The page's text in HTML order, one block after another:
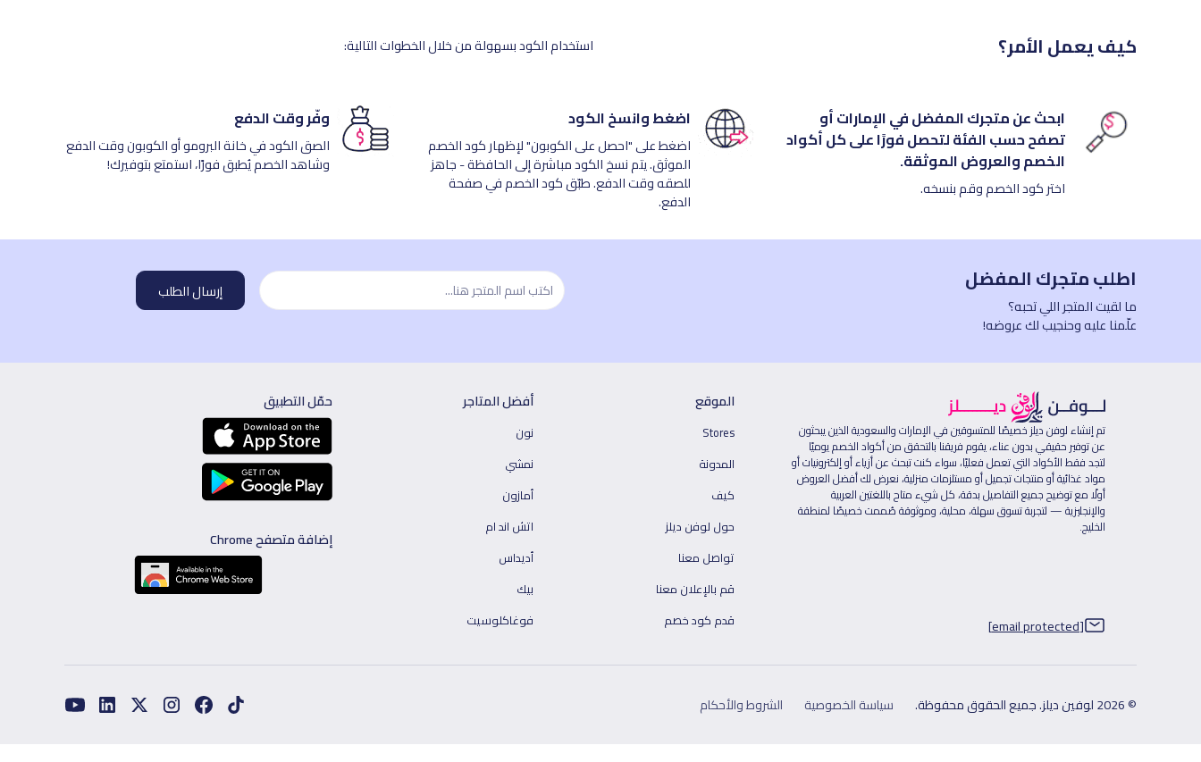
كيف يعمل الأمر؟ استخدام الكود بسهولة من خلال الخطوات التالية:
ابحث عن متجرك المفضل في الإمارات أو
تصفح حسب الفئة لتحصل فورًا على كل أكواد
الخصم والعروض الموثقة.
اختر كود الخصم وقم بنسخه.
اضغط وانسخ الكود
اضغط على "احصل على الكوبون" لإظهار كود الخصم
الموثق. يتم نسخ الكود مباشرة إلى الحافظة - جاهز
للصقه وقت الدفع. طبّق كود الخصم في صفحة
الدفع.
وفّر وقت الدفع
الصق الكود في خانة البرومو أو الكوبون وقت الدفع
وشاهد الخصم يُطبق فورًا، استمتع بتوفيرك!
اطلب متجرك المفضل
ما لقيت المتجر اللي تحبه؟
علّمنا عليه وحنجيب لك عروضه!
تم إنشاء لوفن ديلز خصيصًا للمتسوقين في الإمارات والسعودية الذين يبحثون
عن توفير حقيقي بدون عناء، يقوم فريقنا بالتحقق من أكواد الخصم يوميًا
لتجد فقط الأكواد التي تعمل فعليًا، سواء كنت تبحث عن أزياء أو إلكترونيات أو
مواد غذائية أو منتجات تجميل أو مستلزمات منزلية، نعرض لك أفضل العروض
أولًا مع توضيح جميع التفاصيل بدقة، كل شيء متاح باللغتين العربية
والإنجليزية — لتجربة تسوق سهلة، محلية، وموثوقة صُممت خصيصًا لمنطقة
الخليج.
[email protected]
الموقع
Stores
المدونة
كيف
حول لوفن ديلز
تواصل معنا
قم بالإعلان معنا
قدم كود خصم
أفضل المتاجر
نون
نمشي
أمازون
اتش اند ام
أديداس
بيك
فوغاكلوسيت
حمّل التطبيق
إضافة متصفح Chrome
© 2026 لوفين ديلز. جميع الحقوق محفوظة. سياسة الخصوصية الشروط والأحكام